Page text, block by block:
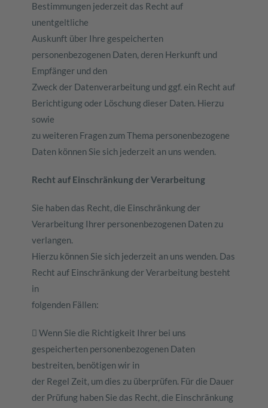
Bestimmungen jederzeit das Recht auf
unentgeltliche
Auskunft über Ihre gespeicherten
personenbezogenen Daten, deren Herkunft und
Empfänger und den
Zweck der Datenverarbeitung und ggf. ein Recht auf
Berichtigung oder Löschung dieser Daten. Hierzu
sowie
zu weiteren Fragen zum Thema personenbezogene
Daten können Sie sich jederzeit an uns wenden.
Recht auf Einschränkung der Verarbeitung
Sie haben das Recht, die Einschränkung der
Verarbeitung Ihrer personenbezogenen Daten zu
verlangen.
Hierzu können Sie sich jederzeit an uns wenden. Das
Recht auf Einschränkung der Verarbeitung besteht
in
folgenden Fällen:
 Wenn Sie die Richtigkeit Ihrer bei uns
gespeicherten personenbezogenen Daten
bestreiten, benötigen wir in
der Regel Zeit, um dies zu überprüfen. Für die Dauer
der Prüfung haben Sie das Recht, die Einschränkung